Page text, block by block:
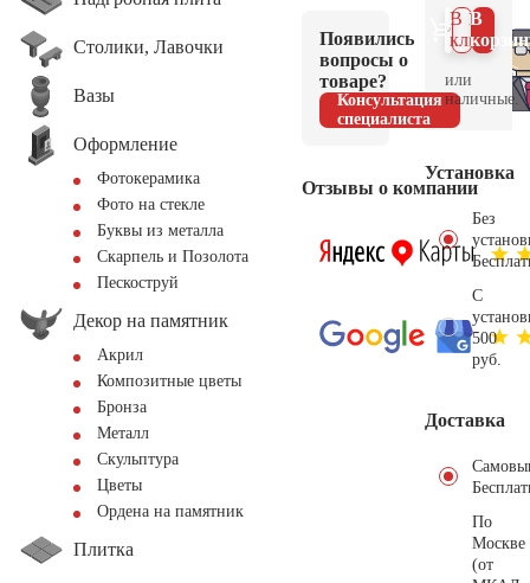
Столики, Лавочки
Вазы
Оформление
Фотокерамика
Фото на стекле
Буквы из металла
Скарпель и Позолота
Пескоструй
Декор на памятник
Акрил
Композитные цветы
Бронза
Металл
Скульптура
Цветы
Ордена на памятник
Плитка
Появились
вопросы о
товаре?
Консультация
специалиста
Отзывы о компании
В
В 1
клик
или
наличные.
Установка
Без
С
500
руб.
Доставка
По
Москве
(от